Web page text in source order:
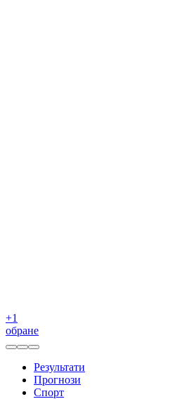
+1
обране
Результати
Прогнози
Спорт